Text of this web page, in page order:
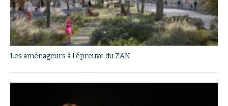
Les aménageurs à l'épreuve du ZAN